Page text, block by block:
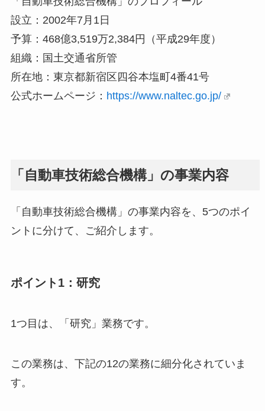
設立：2002年7月1日
予算：468億3,519万2,384円（平成29年度）
組織：国土交通省所管
所在地：東京都新宿区四谷本塩町4番41号
公式ホームページ： https://www.naltec.go.jp/
「自動車技術総合機構」の事業内容
「自動車技術総合機構」の事業内容を、5つのポイ
ントに分けて、ご紹介します。
ポイント1：研究
1つ目は、「研究」業務です。
この業務は、下記の12の業務に細分化されていま
す。